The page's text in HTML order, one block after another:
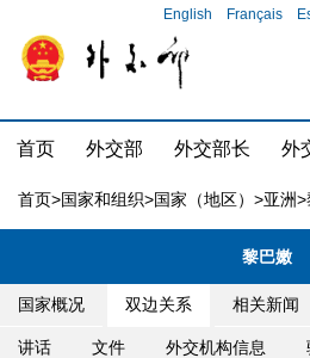
English Français
首页 外交部 外交部长 外
首页>国家和组织>国家（地区） >亚洲>
黎巴嫩
国家概况 双边关系 相关新闻
讲话 文件 外交机构信息